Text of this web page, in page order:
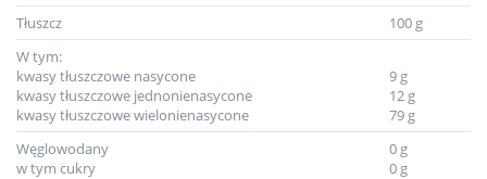
Tłuszcz
100 g
W tym:
kwasy tłuszczowe nasycone
kwasy tłuszczowe jednonienasycone
kwasy tłuszczowe wielonienasycone
9 g
12 g
79 g
Węglowodany
w tym cukry
0 g
0 g